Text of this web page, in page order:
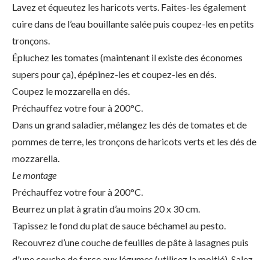
Lavez et équeutez les haricots verts. Faites-les également
cuire dans de l’eau bouillante salée puis coupez-les en petits
tronçons.
Épluchez les tomates (maintenant il existe des économes
supers pour ça), épépinez-les et coupez-les en dés.
Coupez le mozzarella en dés.
Préchauffez votre four à 200°C.
Dans un grand saladier, mélangez les dés de tomates et de
pommes de terre, les tronçons de haricots verts et les dés de
mozzarella.
Le montage
Préchauffez votre four à 200°C.
Beurrez un plat à gratin d’au moins 20 x 30 cm.
Tapissez le fond du plat de sauce béchamel au pesto.
Recouvrez d’une couche de feuilles de pâte à lasagnes puis